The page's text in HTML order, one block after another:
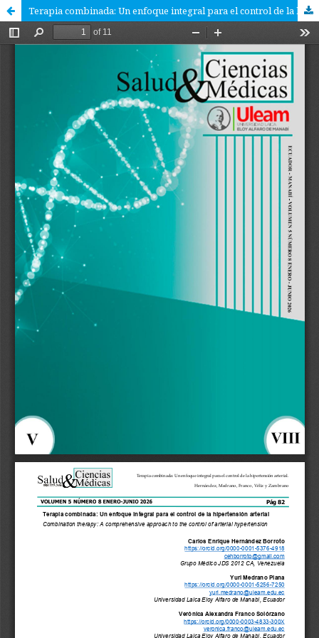
Terapia combinada: Un enfoque integral para el control de la hipertensión arterial